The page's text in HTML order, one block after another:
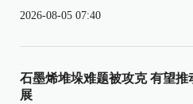
2026-08-05 07:40
石墨烯堆垛难题被攻克 有望
展